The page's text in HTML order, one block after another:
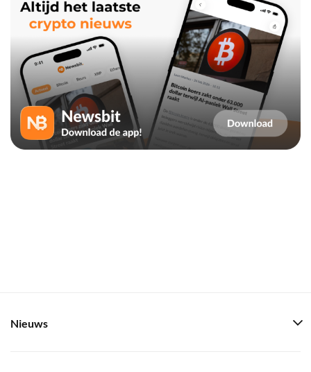
Nieuws